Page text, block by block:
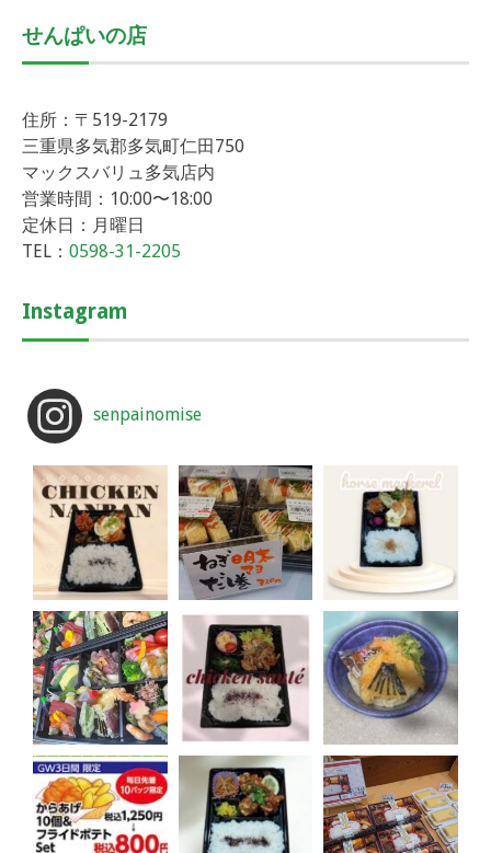
せんぱいの店
住所：〒519-2179
三重県多気郡多気町仁田750
マックスバリュ多気店内
営業時間：10:00〜18:00
定休日：月曜日
TEL： 0598-31-2205
Instagram
senpainomise